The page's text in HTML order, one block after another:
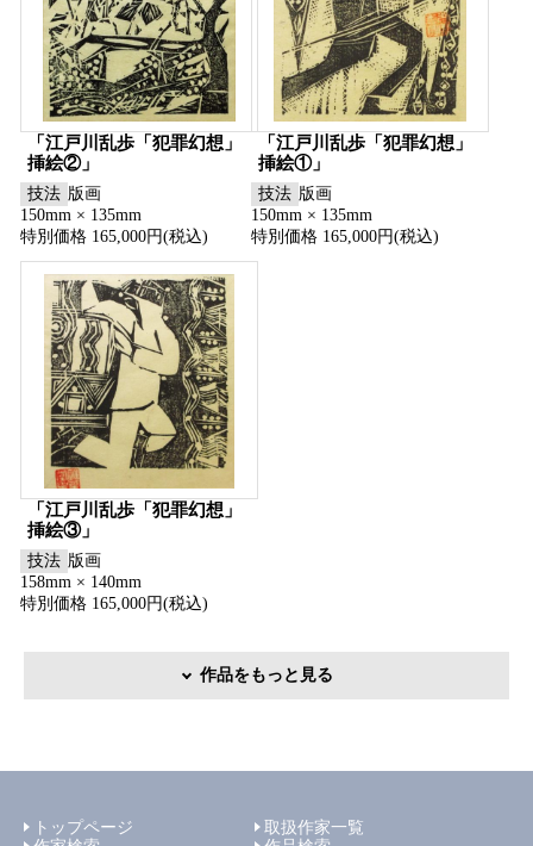
「江戸川乱歩「犯罪幻想」
挿絵②」
技法 版画
150mm × 135mm
特別価格 165,000円(税込)
「江戸川乱歩「犯罪幻想」
挿絵①」
技法 版画
150mm × 135mm
特別価格 165,000円(税込)
「江戸川乱歩「犯罪幻想」
挿絵③」
技法 版画
158mm × 140mm
特別価格 165,000円(税込)
作品をもっと見る
トップページ
取扱作家一覧